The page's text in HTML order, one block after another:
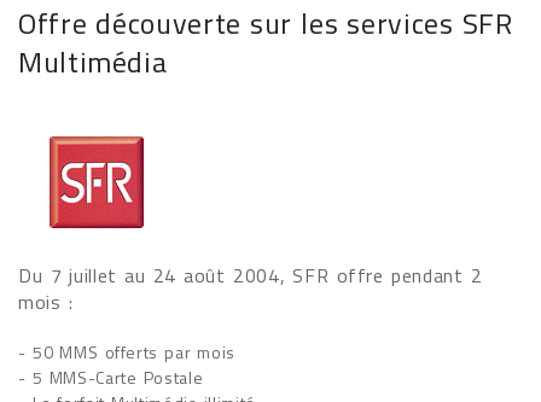
Offre découverte sur les services SFR
Multimédia
Du 7 juillet au 24 août 2004, SFR offre pendant 2
mois :
- 50 MMS offerts par mois
- 5 MMS-Carte Postale